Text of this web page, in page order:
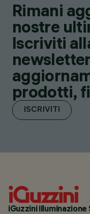
Rimani
nostre
Iscriviti
prodotti,
ISCRIVITI
iGuzzini illuminazione